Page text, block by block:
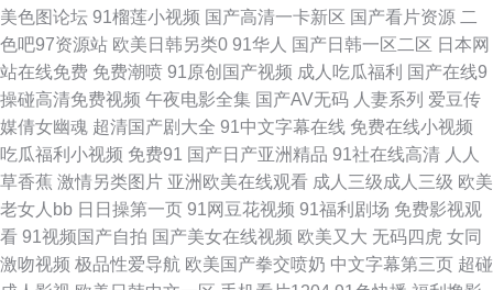
站 91熊猫tv网页 超碰香蕉福利 狠狠撸天天干 女人的天堂AV 日日夜夜国产精
干 超碰日韩无码 黑丝91国产 欧美一区二区蜜桃 伪娘黑丝自慰 91n线免费观
美色图论坛 91榴莲小视频 国产高清一卡新区 国产看片资源 二
色吧97资源站 欧美日韩另类0 91华人 国产日韩一区二区 日本网
站在线免费 免费潮喷 91原创国产视频 成人吃瓜福利 国产在线9
操碰高清免费视频 午夜电影全集 国产AV无码 人妻系列 爱豆传
媒倩女幽魂 超清国产剧大全 91中文字幕在线 免费在线小视频
吃瓜福利小视频 免费91 国产日产亚洲精品 91社在线高清 人人
草香蕉 激情另类图片 亚洲欧美在线观看 成人三级成人三级 欧美
老女人bb 日日操第一页 91网豆花视频 91福利剧场 免费影视观
看 91视频国产自拍 国产美女在线视频 欧美又大 无码四虎 女同
激吻视频 极品性爱导航 欧美国产拳交喷奶 中文字幕第三页 超碰